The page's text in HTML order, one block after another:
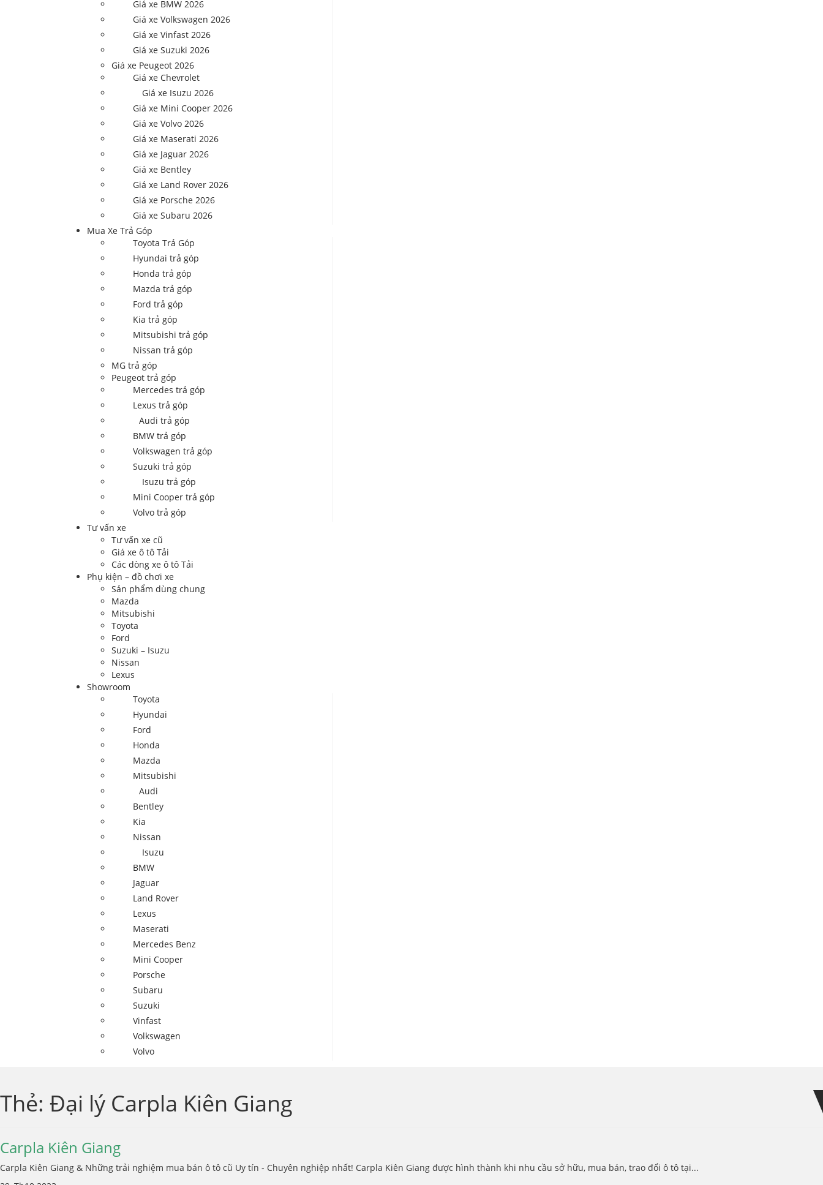
Giá xe BMW 2026
Giá xe Volkswagen 2026
Giá xe Vinfast 2026
Giá xe Suzuki 2026
Giá xe Peugeot 2026
Giá xe Chevrolet
Giá xe Isuzu 2026
Giá xe Mini Cooper 2026
Giá xe Volvo 2026
Giá xe Maserati 2026
Giá xe Jaguar 2026
Giá xe Bentley
Giá xe Land Rover 2026
Giá xe Porsche 2026
Giá xe Subaru 2026
Mua Xe Trả Góp
Toyota Trả Góp
Hyundai trả góp
Honda trả góp
Mazda trả góp
Ford trả góp
Kia trả góp
Mitsubishi trả góp
Nissan trả góp
MG trả góp
Peugeot trả góp
Mercedes trả góp
Lexus trả góp
Audi trả góp
BMW trả góp
Volkswagen trả góp
Suzuki trả góp
Isuzu trả góp
Mini Cooper trả góp
Volvo trả góp
Tư vấn xe
Tư vấn xe cũ
Giá xe ô tô Tải
Các dòng xe ô tô Tải
Phụ kiện – đồ chơi xe
Sản phẩm dùng chung
Mazda
Mitsubishi
Toyota
Ford
Suzuki – Isuzu
Nissan
Lexus
Showroom
Toyota
Hyundai
Ford
Honda
Mazda
Mitsubishi
Audi
Bentley
Kia
Nissan
Isuzu
BMW
Jaguar
Land Rover
Lexus
Maserati
Mercedes Benz
Mini Cooper
Porsche
Subaru
Suzuki
Vinfast
Volkswagen
Volvo
Thẻ: Đại lý Carpla Kiên Giang
Carpla Kiên Giang
Carpla Kiên Giang & Những trải nghiệm mua bán ô tô cũ Uy tín - Chuyên nghiệp nhất! Carpla Kiên Giang được hình thành khi nhu cầu sở hữu, mua bán, trao đổi ô tô tại...